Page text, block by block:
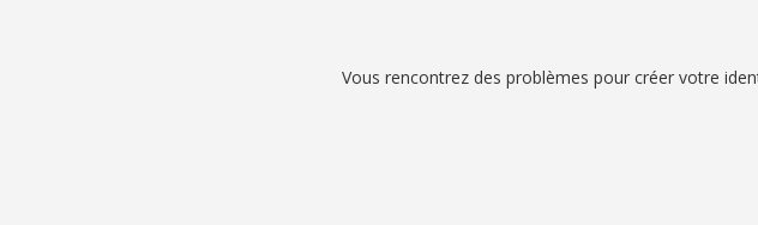
Vous rencontrez des problèmes pour créer votre